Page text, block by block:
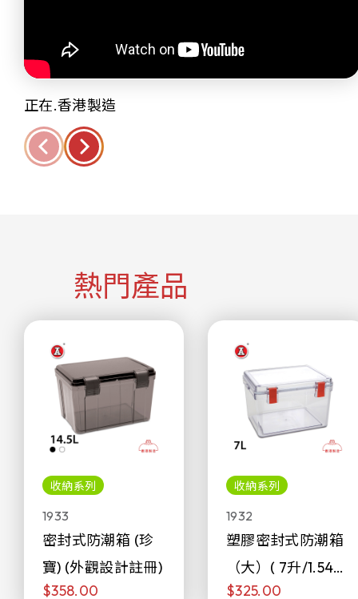
正在.香港製造
熱門產品
收納系列
1933
密封式防潮箱 (珍
寶) (外觀設計註冊)
$358.00
收納系列
1932
塑膠密封式防潮箱
（大）( 7升/1.54加
侖)
$325.00